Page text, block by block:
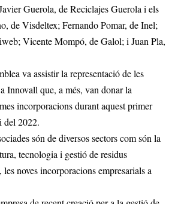
Guerola, de Reciclajes Guerola i els
de Visdeltex; Fernando Pomar, de Inel;
Vicente Mompó, de Galol; i Juan Pla,
va assistir la representació de les
Innovall que, a més, van donar la
incorporacions durant aquest primer
del 2022.
són de diversos sectors com són la
tecnologia i gestió de residus
noves incorporacions empresarials a